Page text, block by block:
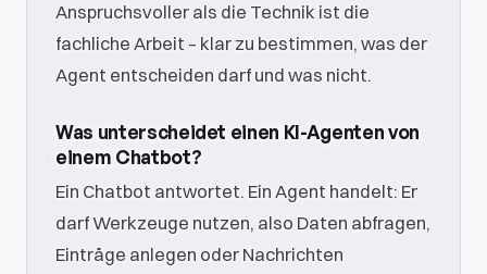
Anspruchsvoller als die Technik ist die
fachliche Arbeit – klar zu bestimmen, was der
Agent entscheiden darf und was nicht.
Was unterscheidet einen KI-Agenten von
einem Chatbot?
Ein Chatbot antwortet. Ein Agent handelt: Er
darf Werkzeuge nutzen, also Daten abfragen,
Einträge anlegen oder Nachrichten